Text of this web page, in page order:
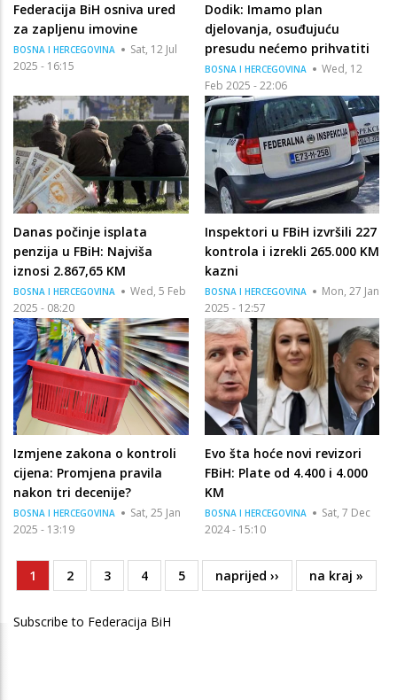
Federacija BiH osniva ured
za zapljenu imovine
BOSNA I HERCEGOVINA
Sat, 12 Jul
2025 - 16:15
Dodik: Imamo plan
djelovanja, osuđujuću
presudu nećemo prihvatiti
BOSNA I HERCEGOVINA
Wed, 12
Feb 2025 - 22:06
Danas počinje isplata
penzija u FBiH: Najviša
iznosi 2.867,65 KM
BOSNA I HERCEGOVINA
Wed, 5 Feb
2025 - 08:20
Inspektori u FBiH izvršili 227
kontrola i izrekli 265.000 KM
kazni
BOSNA I HERCEGOVINA
Mon, 27 Jan
2025 - 12:57
Izmjene zakona o kontroli
cijena: Promjena pravila
nakon tri decenije?
BOSNA I HERCEGOVINA
Sat, 25 Jan
2025 - 13:19
Evo šta hoće novi revizori
FBiH: Plate od 4.400 i 4.000
KM
BOSNA I HERCEGOVINA
Sat, 7 Dec
2024 - 15:10
Pagination
Current
page
1 Page
2 Page
3 Page
4 Page
5
Next
page
naprijed ››
Last
page
na kraj »
Subscribe to Federacija BiH